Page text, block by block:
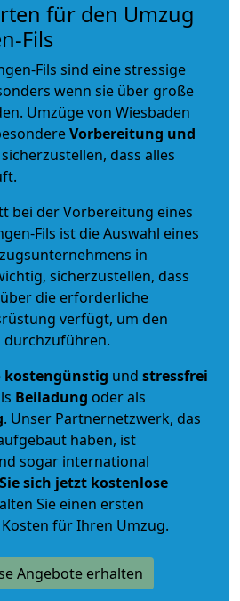
für den Umzug
Fils
Fils sind eine stressige
wenn sie über große
Umzüge von Wiesbaden
Vorbereitung und
dass alles
bei der Vorbereitung eines
Fils ist die Auswahl eines
in
sicherzustellen, dass
die erforderliche
verfügt, um den
kostengünstig und stressfrei
Beiladung oder als
. Unser Partnernetzwerk, das
haben, ist
sogar international
sich jetzt kostenlose
Sie einen ersten
für Ihren Umzug.
Angebote erhalten